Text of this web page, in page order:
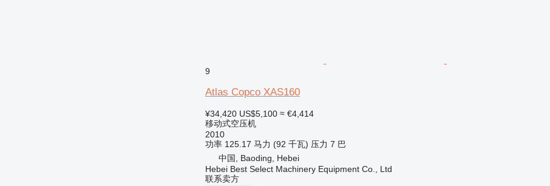
9
Atlas Copco XAS160
¥34,420 US$5,100 ≈ €4,414
移动式空压机
2010
功率 125.17 马力 (92 千瓦) 压力 7 巴
中国, Baoding, Hebei
Hebei Best Select Machinery Equipment Co., Ltd
联系卖方